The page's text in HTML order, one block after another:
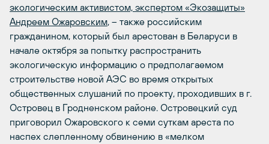
экологическим активистом, экспертом «Экозащиты»
Андреем Ожаровским, – также российским
гражданином, который был арестован в Беларуси в
начале октября за попытку распространить
экологическую информацию о предполагаемом
строительстве новой АЭС во время открытых
общественных слушаний по проекту, проходивших в г.
Островец в Гродненском районе. Островецкий суд
приговорил Ожаровского к семи суткам ареста по
наспех слепленному обвинению в «мелком